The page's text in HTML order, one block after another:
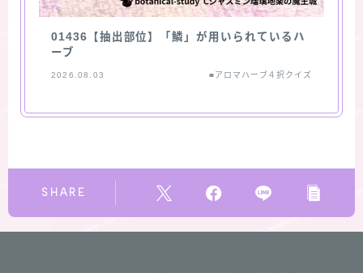
01436【抽出部位】「鱗」が用いられているハ
ーブ
2026.08.03 ■アロマハーブ４択クイズ
SHARE